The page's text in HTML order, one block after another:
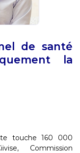
de santé
la
touche 160 000
Commission